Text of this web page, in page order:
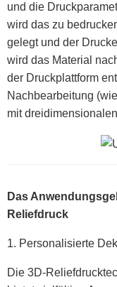
und die
wird das zu
gelegt und der
wird das Material
der Druckplattform
Nachbearbeitung
mit
Das
Reliefdruck
1. Personalisierte
Die 3D-